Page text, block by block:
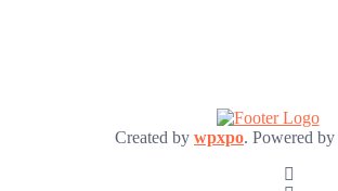
Created by wpxpo. Powered by